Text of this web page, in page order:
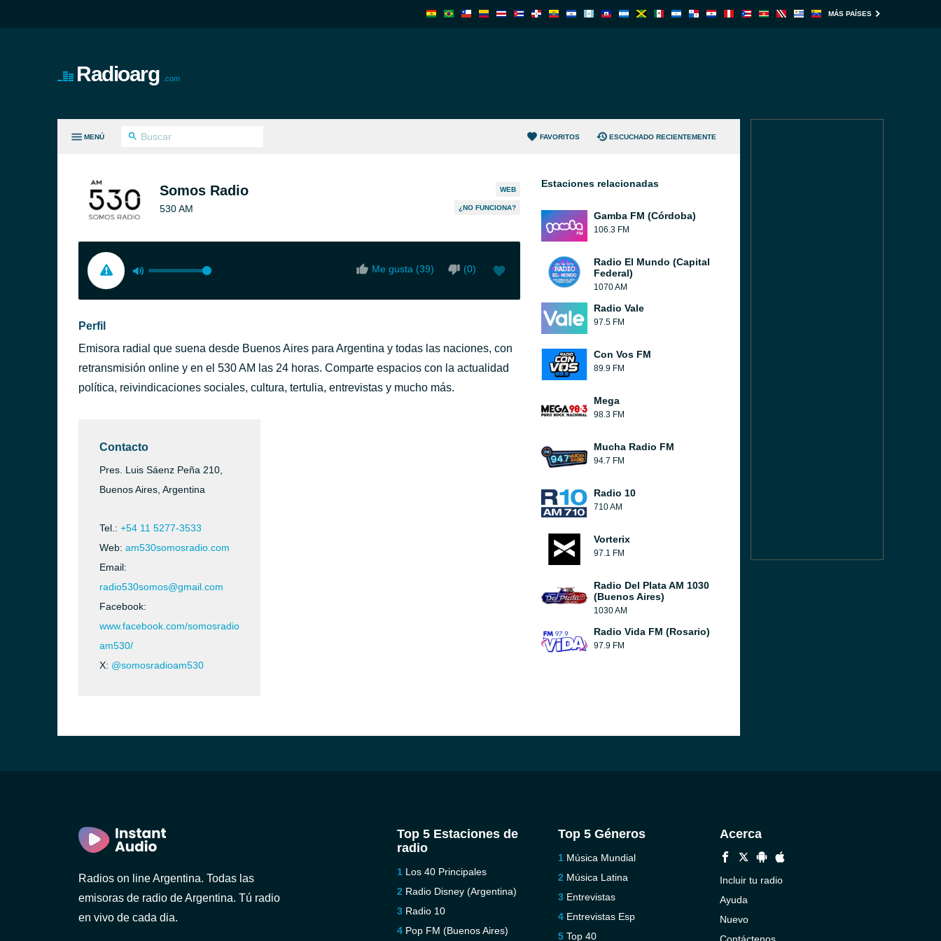
MÁS PAÍSES
Radioarg .com
MENÚ FAVORITOS ESCUCHADO RECIENTEMENTE
Somos Radio
530 AM
WEB
¿NO FUNCIONA?
Me gusta (39) (0)
Perfil
Emisora radial que suena desde Buenos Aires para Argentina y todas las naciones, con
retransmisión online y en el 530 AM las 24 horas. Comparte espacios con la actualidad
política, reivindicaciones sociales, cultura, tertulia, entrevistas y mucho más.
Contacto
Pres. Luis Sáenz Peña 210,
Buenos Aires, Argentina
Tel.: +54 11 5277-3533
Web: am530somosradio.com
Email:
radio530somos@gmail.com
Facebook:
www.facebook.com/somosradio
am530/
X: @somosradioam530
Estaciones relacionadas
Gamba FM (Córdoba)
106.3 FM
Radio El Mundo (Capital
Federal)
1070 AM
Radio Vale
97.5 FM
Con Vos FM
89.9 FM
Mega
98.3 FM
Mucha Radio FM
94.7 FM
Radio 10
710 AM
Vorterix
97.1 FM
Radio Del Plata AM 1030
(Buenos Aires)
1030 AM
Radio Vida FM (Rosario)
97.9 FM
Radios on line Argentina. Todas las
emisoras de radio de Argentina. Tú radio
en vivo de cada dia.
Top 5 Estaciones de
radio
Los 40 Principales
Radio Disney (Argentina)
Radio 10
Pop FM (Buenos Aires)
Top 5 Géneros
Música Mundial
Música Latina
Entrevistas
Entrevistas Esp
Top 40
Acerca
Incluir tu radio
Ayuda
Nuevo